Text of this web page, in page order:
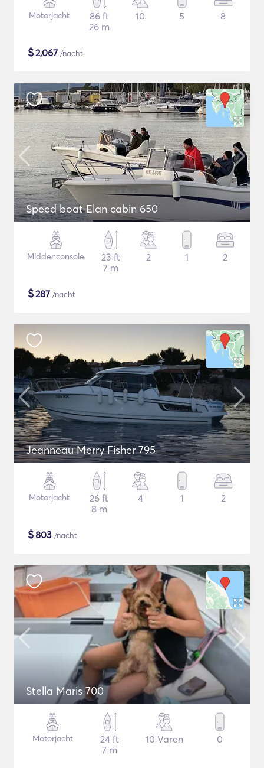
Motorjacht
86 ft
26 m
10 5 8
$2,067 /nacht
Speed boat Elan cabin 650
Middenconsole
23 ft
7 m
2 1 2
$287 /nacht
Jeanneau Merry Fisher 795
Motorjacht
26 ft
8 m
4 1 2
$803 /nacht
Stella Maris 700
Motorjacht
24 ft
7 m
10 Varen 0